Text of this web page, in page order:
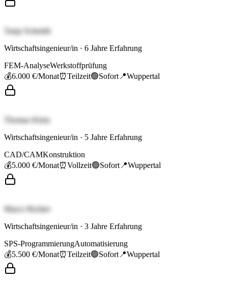
Tanja Schmidt
Wirtschaftsingenieur/in · 6 Jahre Erfahrung
FEM-AnalyseWerkstoffprüfung
💰6.000 €/Monat⏰Teilzeit🟢Sofort 📍Wuppertal
Thomas Klein
Wirtschaftsingenieur/in · 5 Jahre Erfahrung
CAD/CAMKonstruktion
💰5.000 €/Monat⏰Vollzeit🟢Sofort 📍Wuppertal
Marco Richter
Wirtschaftsingenieur/in · 3 Jahre Erfahrung
SPS-ProgrammierungAutomatisierung
💰5.500 €/Monat⏰Teilzeit🟢Sofort 📍Wuppertal